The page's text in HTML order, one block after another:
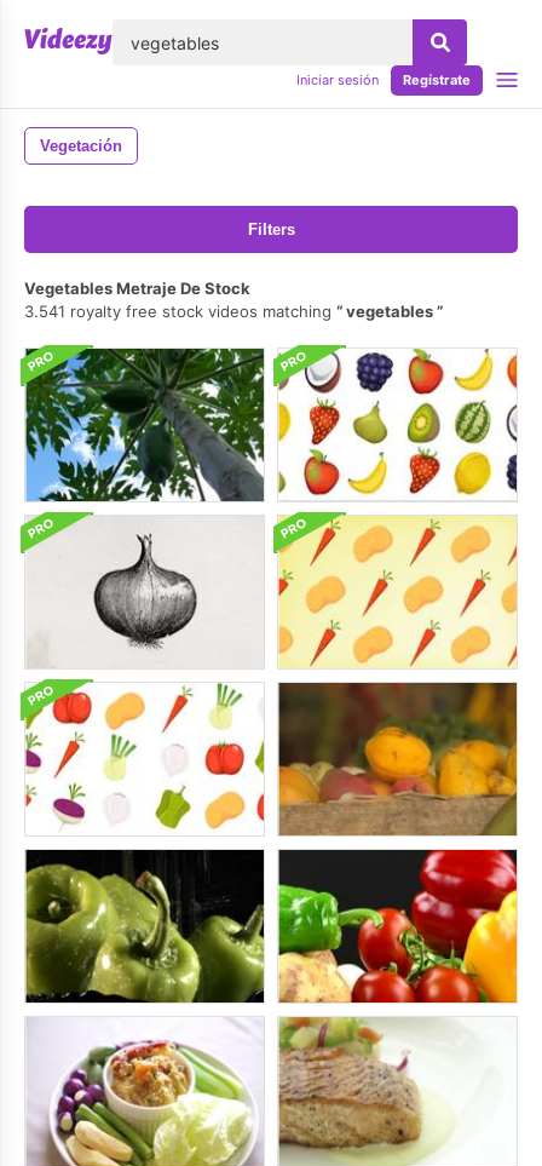
Iniciar sesión Regístrate
Vegetación
Filters
Vegetables Metraje De Stock
3.541 royalty free stock videos matching
vegetables